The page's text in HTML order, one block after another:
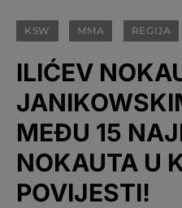
KSW MMA REGIJA
ILIĆEV
MEĐU 15
NOKAUTA U
POVIJESTI!